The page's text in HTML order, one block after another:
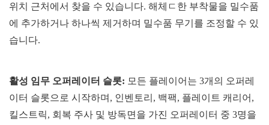
위치 근처에서 찾을 수 있습니다. 해체ㄷ한 부착물을 밀수품
에 추가하거나 하나씩 제거하며 밀수품 무기를 조정할 수 있
습니다.
활성 임무 오퍼레이터 슬롯: 모든 플레이어는 3개의 오퍼레
이터 슬롯으로 시작하며, 인벤토리, 백팩, 플레이트 캐리어,
킬스트릭, 회복 주사 및 방독면을 가진 오퍼레이터 중 3명을